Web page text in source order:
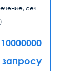
сеч.